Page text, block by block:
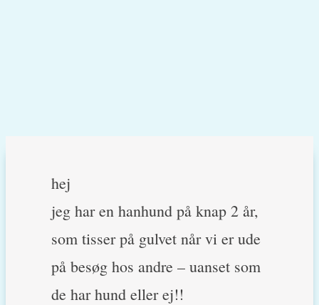
hej
jeg har en hanhund på knap 2 år,
som tisser på gulvet når vi er ude
på besøg hos andre – uanset som
de har hund eller ej!!